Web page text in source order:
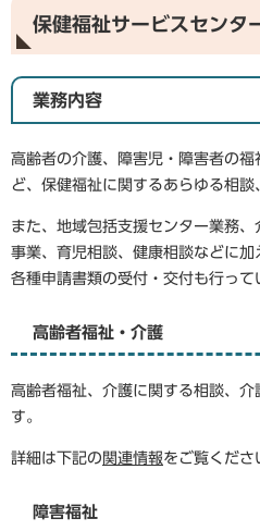
保健福祉サービスセンタ
業務内容
高齢者の介護、障害児・障害者の
ど、保健福祉に関するあらゆる相談
また、地域包括支援センター業務
事業、育児相談、健康相談などに
各種申請書類の受付・交付も行って
高齢者福祉・介護
高齢者福祉、介護に関する相談、
す。
詳細は下記の 関連情報をご覧くださ
障害福祉